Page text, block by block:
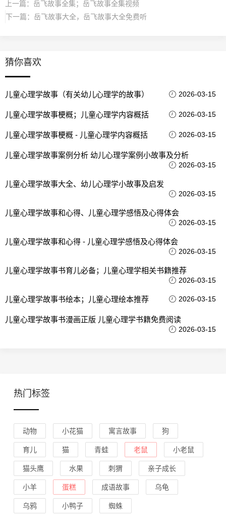
上一篇： 岳飞故事全集；岳飞故事全集视频
下一篇： 岳飞故事大全，岳飞故事大全免费听
猜你喜欢
儿童心理学故事（有关幼儿心理学的故事） 2026-03-15
儿童心理学故事梗概；儿童心理学内容概括 2026-03-15
儿童心理学故事梗概 - 儿童心理学内容概括 2026-03-15
儿童心理学故事案例分析 幼儿心理学案例小故事及分析
2026-03-15
儿童心理学故事大全、幼儿心理学小故事及启发
2026-03-15
儿童心理学故事和心得、儿童心理学感悟及心得体会
2026-03-15
儿童心理学故事和心得 - 儿童心理学感悟及心得体会
2026-03-15
儿童心理学故事书育儿必备；儿童心理学相关书籍推荐
2026-03-15
儿童心理学故事书绘本；儿童心理绘本推荐 2026-03-15
儿童心理学故事书漫画正版 儿童心理学书籍免费阅读
2026-03-15
热门标签
动物 小花猫 寓言故事 狗
育儿 猫 青蛙 老鼠 小老鼠
猫头鹰 水果 刺猬 亲子成长
小羊 蛋糕 成语故事 乌龟
乌鸦 小鸭子 蜘蛛